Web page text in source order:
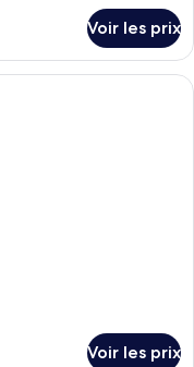
Voir les prix
d’hôtel avec un
Voir les prix